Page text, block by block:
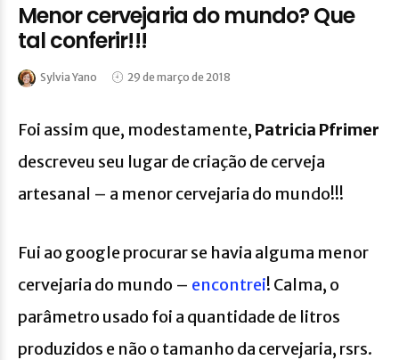
Menor cervejaria do mundo? Que
tal conferir!!!
Sylvia Yano 29 de março de 2018
Foi assim que, modestamente, Patricia Pfrimer
descreveu seu lugar de criação de cerveja
artesanal – a menor cervejaria do mundo!!!
Fui ao google procurar se havia alguma menor
cervejaria do mundo – encontrei! Calma, o
parâmetro usado foi a quantidade de litros
produzidos e não o tamanho da cervejaria, rsrs.